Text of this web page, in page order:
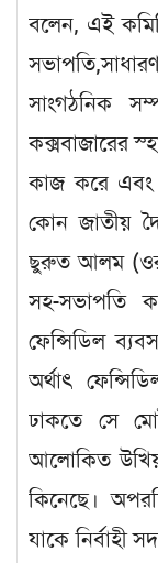
বলেন, এই
সাংগঠনিক
কক্সবাজারের
কাজ করে এবং
কোন জাতীয়
ছুরুত আলম
সহ-সভাপতি
ফেন্সিডিল
অর্থাৎ
ঢাকতে সে
আলোকিত
কিনেছে।
যাকে নির্বাহী